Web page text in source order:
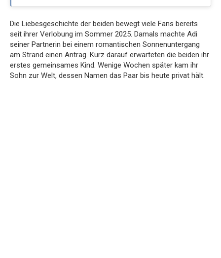
Die Liebesgeschichte der beiden bewegt viele Fans bereits
seit ihrer Verlobung im Sommer 2025. Damals machte Adi
seiner Partnerin bei einem romantischen Sonnenuntergang
am Strand einen Antrag. Kurz darauf erwarteten die beiden ihr
erstes gemeinsames Kind. Wenige Wochen später kam ihr
Sohn zur Welt, dessen Namen das Paar bis heute privat hält.